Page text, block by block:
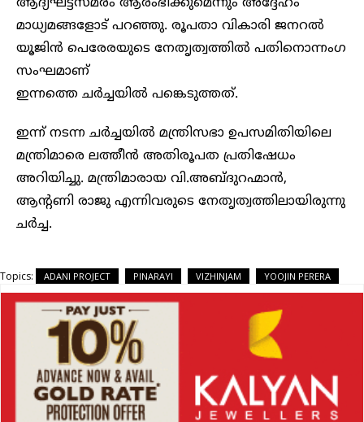
മാധ്യമങ്ങളോട് പറഞ്ഞു. രൂപതാ വികാരി ജനറൽ
യൂജിൻ പെരേരയുടെ നേതൃത്വത്തിൽ പതിനൊന്നംഗ
സംഘമാണ്
ഇന്നത്തെ ചർച്ചയിൽ പങ്കെടുത്തത്.
ഇന്ന് നടന്ന ചർച്ചയിൽ മന്ത്രിസഭാ ഉപസമിതിയിലെ
മന്ത്രിമാരെ ലത്തീൻ അതിരൂപത പ്രതിഷേധം
അറിയിച്ചു. മന്ത്രിമാരായ വി.അബ്ദുറഹ്മാൻ,
ആന്റണി രാജു എന്നിവരുടെ നേതൃത്വത്തിലായിരുന്നു
ചർച്ച.
Topics: ADANI PROJECT PINARAYI VIZHINJAM YOOJIN PERERA